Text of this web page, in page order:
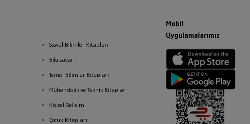
Sosyal Bilimler Kitapları
Bilgisayar
Temel Bilimler Kitapları
Mühendislik ve Teknik Kitaplar
Kişisel Gelişim
Çocuk Kitapları
Mobil
Uygulamalarımız